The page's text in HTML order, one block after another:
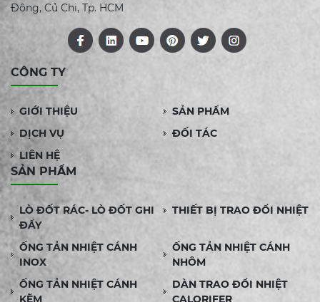
Đông, Củ Chi, Tp. HCM
CÔNG TY
GIỚI THIỆU
SẢN PHẨM
DỊCH VỤ
ĐỐI TÁC
LIÊN HỆ
SẢN PHẨM
LÒ ĐỐT RÁC- LÒ ĐỐT GHI
ĐẨY
THIẾT BỊ TRAO ĐỔI NHIỆT
ỐNG TẢN NHIỆT CÁNH
INOX
ỐNG TẢN NHIỆT CÁNH
NHÔM
ỐNG TẢN NHIỆT CÁNH
KẼM
DÀN TRAO ĐỔI NHIỆT
CALORIFER